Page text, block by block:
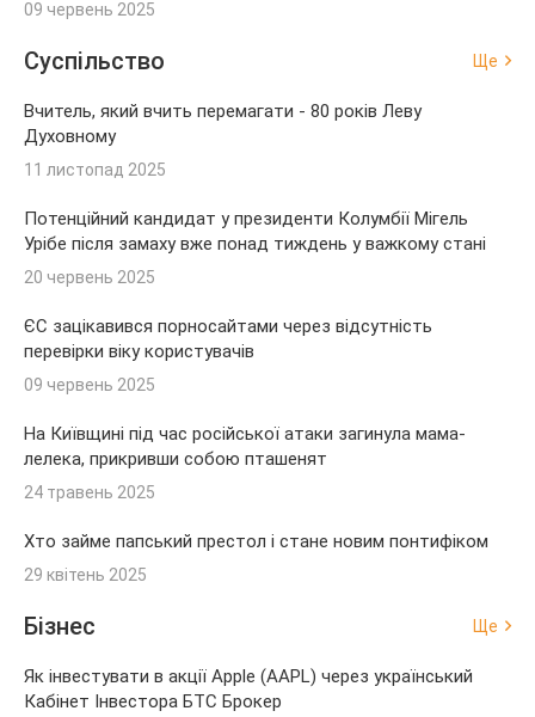
09 червень 2025
Суспільство Ще
Вчитель, який вчить перемагати - 80 років Леву
Духовному
11 листопад 2025
Потенційний кандидат у президенти Колумбії Мігель
Урібе після замаху вже понад тиждень у важкому стані
20 червень 2025
ЄС зацікавився порносайтами через відсутність
перевірки віку користувачів
09 червень 2025
На Київщині під час російської атаки загинула мама-
лелека, прикривши собою пташенят
24 травень 2025
Хто займе папський престол і стане новим понтифіком
29 квітень 2025
Бізнес Ще
Як інвестувати в акції Apple (AAPL) через український
Кабінет Інвестора БТС Брокер